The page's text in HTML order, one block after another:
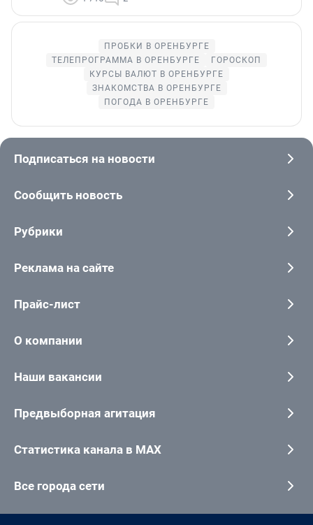
ПРОБКИ В ОРЕНБУРГЕ
ТЕЛЕПРОГРАММА В ОРЕНБУРГЕ
ГОРОСКОП
КУРСЫ ВАЛЮТ В ОРЕНБУРГЕ
ЗНАКОМСТВА В ОРЕНБУРГЕ
ПОГОДА В ОРЕНБУРГЕ
Подписаться на новости
Сообщить новость
Рубрики
Реклама на сайте
Прайс-лист
О компании
Наши вакансии
Предвыборная агитация
Статистика канала в MAX
Все города сети